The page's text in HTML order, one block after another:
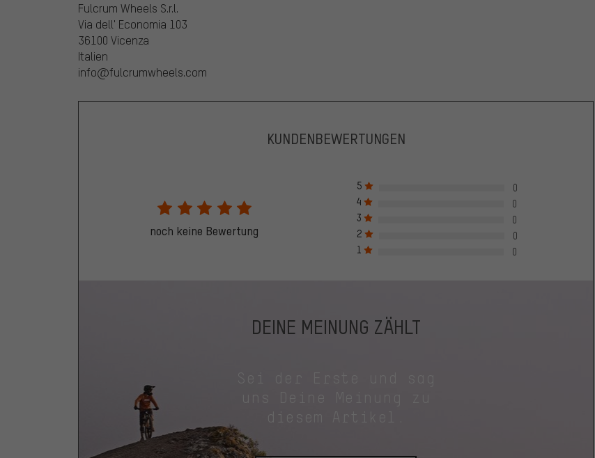
Fulcrum Wheels S.r.l.
Via dell' Economia 103
36100 Vicenza
Italien
info@fulcrumwheels.com
KUNDENBEWERTUNGEN
noch keine Bewertung
5
0
4
0
3
0
2
0
1
0
DEINE MEINUNG ZÄHLT
diesem Artikel.